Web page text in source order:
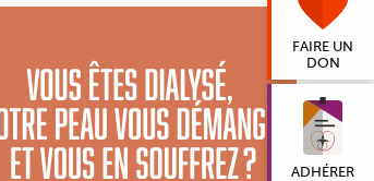
FAIRE UN
DON
ADHÉRER